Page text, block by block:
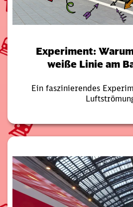
Experiment:
weiße Linie am
Ein faszinierendes